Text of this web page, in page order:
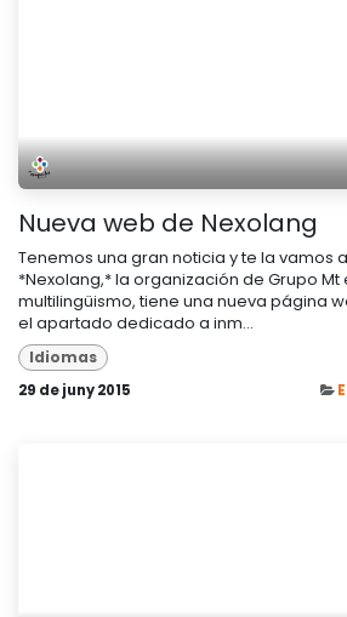
Nueva web de Nexolang
Tenemos una gran noticia y te la vamos
*Nexolang,* la organización de Grupo
multilingüismo, tiene una nueva página
el apartado dedicado a inm...
Idiomas
29 de juny 2015